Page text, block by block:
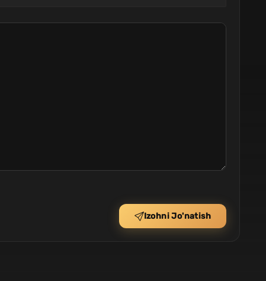
Izohni Jo'natish